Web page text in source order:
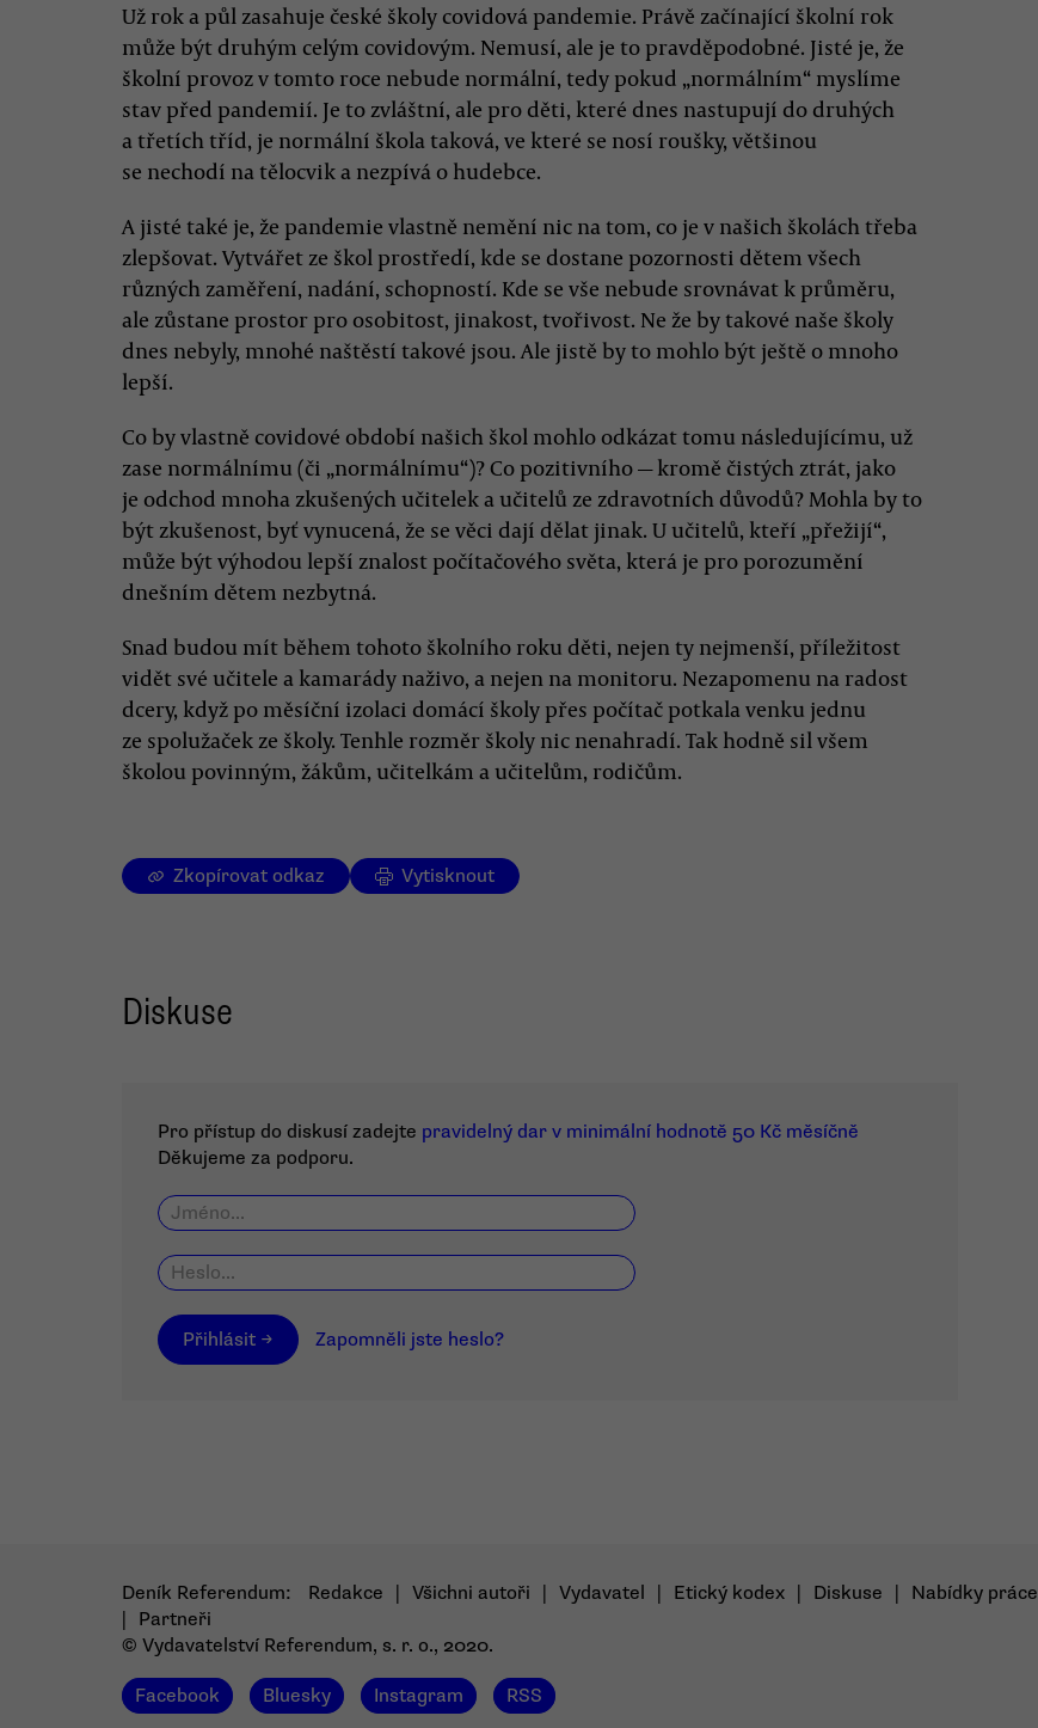
Už rok a půl zasahuje české školy covidová pandemie. Právě začínající školní rok
může být druhým celým covidovým. Nemusí, ale je to pravděpodobné. Jisté je, že
školní provoz v tomto roce nebude normální, tedy pokud „normálním“ myslíme
stav před pandemií. Je to zvláštní, ale pro děti, které dnes nastupují do druhých
a třetích tříd, je normální škola taková, ve které se nosí roušky, většinou
se nechodí na tělocvik a nezpívá o hudebce.
A jisté také je, že pandemie vlastně nemění nic na tom, co je v našich školách třeba
zlepšovat. Vytvářet ze škol prostředí, kde se dostane pozornosti dětem všech
různých zaměření, nadání, schopností. Kde se vše nebude srovnávat k průměru,
ale zůstane prostor pro osobitost, jinakost, tvořivost. Ne že by takové naše školy
dnes nebyly, mnohé naštěstí takové jsou. Ale jistě by to mohlo být ještě o mnoho
lepší.
Co by vlastně covidové období našich škol mohlo odkázat tomu následujícímu, už
zase normálnímu (či „normálnímu“)? Co pozitivního — kromě čistých ztrát, jako
je odchod mnoha zkušených učitelek a učitelů ze zdravotních důvodů? Mohla by to
být zkušenost, byť vynucená, že se věci dají dělat jinak. U učitelů, kteří „přežijí“,
může být výhodou lepší znalost počítačového světa, která je pro porozumění
dnešním dětem nezbytná.
Snad budou mít během tohoto školního roku děti, nejen ty nejmenší, příležitost
vidět své učitele a kamarády naživo, a nejen na monitoru. Nezapomenu na radost
dcery, když po měsíční izolaci domácí školy přes počítač potkala venku jednu
ze spolužaček ze školy. Tenhle rozměr školy nic nenahradí. Tak hodně sil všem
školou povinným, žákům, učitelkám a učitelům, rodičům.
Zkopírovat odkaz Vytisknout
Diskuse
Pro přístup do diskusí zadejte pravidelný dar v minimální hodnotě 50 Kč měsíčně
Děkujeme za podporu.
Přihlásit → Zapomněli jste heslo?
Deník Referendum: Redakce Všichni autoři Vydavatel Etický kodex Diskuse Nabídky práce
Partneři
© Vydavatelství Referendum, s. r. o., 2020.
Facebook Bluesky Instagram RSS